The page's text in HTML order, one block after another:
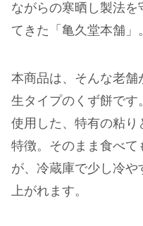
ながらの寒晒し製法
てきた「亀久堂本舗」。
本商品は、そんな老
生タイプのくず餅です
使用した、特有の粘
特徴。そのまま食べ
が、冷蔵庫で少し冷や
上がれます。